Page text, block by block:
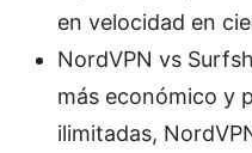
en velocidad en
NordVPN vs
más económico y
ilimitadas,